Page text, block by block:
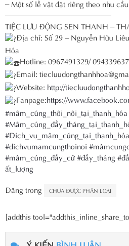
– Một số lễ vật đặt riêng theo nhu
——————————————
TIỆC LƯU ĐỘNG SEN THANH –
Địa chỉ: Số 29 – Nguyễn Hữu
Hóa
Hotline: 0967491329/
Email:
Website: http://
Fanpage:https://
#mâm_cúng_thôi_nôi_tại_thanh_hóa
#Dich_vụ_mâm_cúng_tại_thanh_hóa
#dichvumamcungthoinoi
#mâm_cúng_đầy_cữ#đầy_tháng
ất_lượng
Đăng trong
CHƯA ĐƯỢC PHÂN LOẠI
[addthis